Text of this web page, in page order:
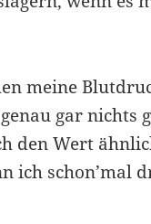
meine
gar nichts
den Wert
ich schon’mal